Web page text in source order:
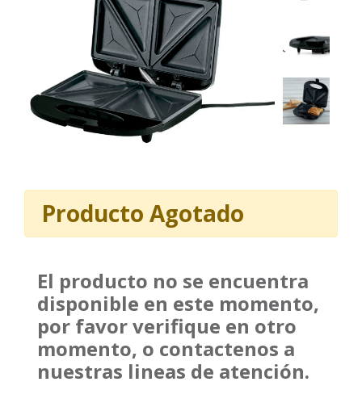
Producto Agotado
El producto no se encuentra
disponible en este momento,
por favor verifique en otro
momento, o contactenos a
nuestras lineas de atención.